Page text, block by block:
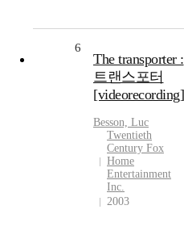
6
The transporter :
트랜스포터
[videorecording]
Besson, Luc
Twentieth
Century Fox
Home
Entertainment
Inc.
2003